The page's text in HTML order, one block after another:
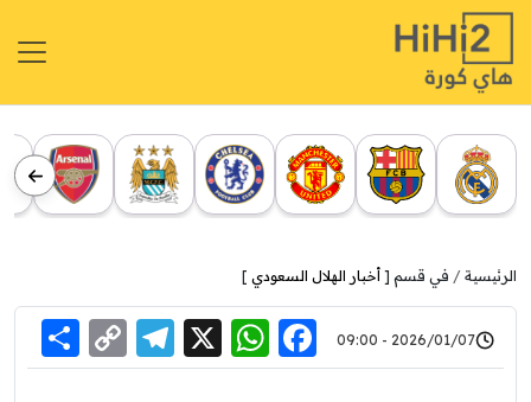
الرئيسية في قسم [ أخبار الهلال السعودي ]
2026/01/07 - 09:00
Facebook
WhatsApp
X
Link